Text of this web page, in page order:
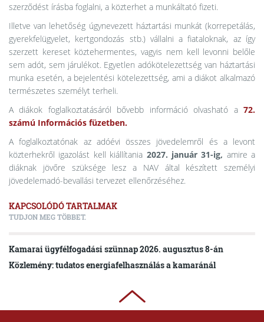
szerződést írásba foglalni, a közterhet a munkáltató fizeti.
Illetve van lehetőség úgynevezett háztartási munkát (korrepetálás,
gyerekfelügyelet, kertgondozás stb.) vállalni a fiataloknak, az így
szerzett kereset köztehermentes, vagyis nem kell levonni belőle
sem adót, sem járulékot. Egyetlen adókötelezettség van háztartási
munka esetén, a bejelentési kötelezettség, ami a diákot alkalmazó
természetes személyt terheli.
A diákok foglalkoztatásáról bővebb információ olvasható a 72.
számú Információs füzetben.
A foglalkoztatónak az adóévi összes jövedelemről és a levont
közterhekről igazolást kell kiállítania 2027. január 31-ig, amire a
diáknak jövőre szüksége lesz a NAV által készített személyi
jövedelemadó-bevallási tervezet ellenőrzéséhez.
KAPCSOLÓDÓ TARTALMAK
TUDJON MEG TÖBBET.
Kamarai ügyfélfogadási szünnap 2026. augusztus 8-án
Közlemény: tudatos energiafelhasználás a kamaránál